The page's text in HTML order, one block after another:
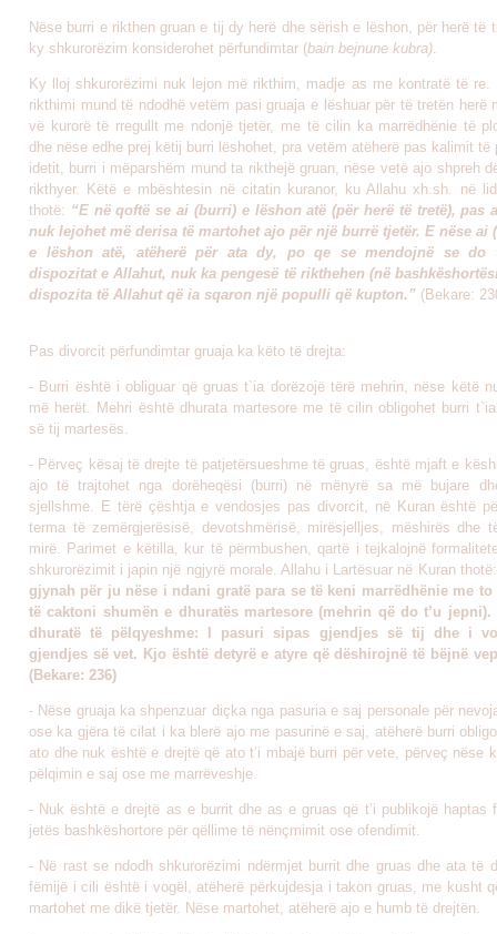
Nëse burri e rikthen gruan e tij dy herë dhe sërish e lëshon, për herë të
ky shkurorëzim konsiderohet përfundimtar (bain bejnune kubra).
Ky lloj shkurorëzimi nuk lejon më rikthim, madje as me kontratë të re.
rikthimi mund të ndodhë vetëm pasi gruaja e lëshuar për të tretën herë
vë kurorë të rregullt me ndonjë tjetër, me të cilin ka marrëdhënie të
dhe nëse edhe prej këtij burri lëshohet, pra vetëm atëherë pas kalimit të
idetit, burri i mëparshëm mund ta rikthejë gruan, nëse vetë ajo shpreh
rikthyer. Këtë e mbështesin në citatin kuranor, ku Allahu xh.sh. në
thotë: “E në qoftë se ai (burri) e lëshon atë (për herë të tretë), pas
nuk lejohet më derisa të martohet ajo për një burrë tjetër. E nëse ai
e lëshon atë, atëherë për ata dy, po qe se mendojnë se do
dispozitat e Allahut, nuk ka pengesë të rikthehen (në
dispozita të Allahut që ia sqaron një populli që kupton.” (Bekare:
Pas divorcit përfundimtar gruaja ka këto të drejta:
- Burri është i obliguar që gruas t`ia dorëzojë tërë mehrin, nëse këtë
më herët. Mehri është dhurata martesore me të cilin obligohet burri
së tij martesës.
- Përveç kësaj të drejte të patjetër­sueshme të gruas, është mjaft e
ajo të trajtohet nga dorëheqësi (burri) në mënyrë sa më bujare
sjellshme. E tërë çështja e vendosjes pas divorcit, në Kuran është
terma të zemërgjerësisë, devotshmërisë, mirësjell­jes, mëshirës dhe
mirë. Parimet e këtilla, kur të përmbushen, qartë i tejkalojnë
shkurorëzimit i japin një ngjyrë morale. Allahu i Lartësuar në Kuran
gjynah për ju nëse i ndani gratë para se të keni marrëdhënie me to
të caktoni shumën e dhuratës martesore (mehrin që do t’u
dhuratë të pëlqyeshme: I pasuri sipas gjendjes së tij dhe i
gjendjes së vet. Kjo është detyrë e atyre që dëshirojnë të bëjnë
(Bekare: 236)
- Nëse gruaja ka shpenzuar diçka nga pasuria e saj personale për
ose ka gjëra të cilat i ka blerë ajo me pasurinë e saj, atëherë burri
ato dhe nuk është e drejtë që ato t’i mbajë burri për vete, përveç nëse
pëlqimin e saj ose me marrëveshje.
- Nuk është e drejtë as e burrit dhe as e gruas që t’i publikojë haptas
jetës bashkëshortore për qëllime të nënçmimit ose ofendimit.
- Në rast se ndodh shkurorëzimi ndërmjet burrit dhe gruas dhe ata të
fëmijë i cili është i vogël, atëherë përkujdesja i takon gruas, me kusht
martohet me dikë tjetër. Nëse martohet, atëherë ajo e humb të drejtën.